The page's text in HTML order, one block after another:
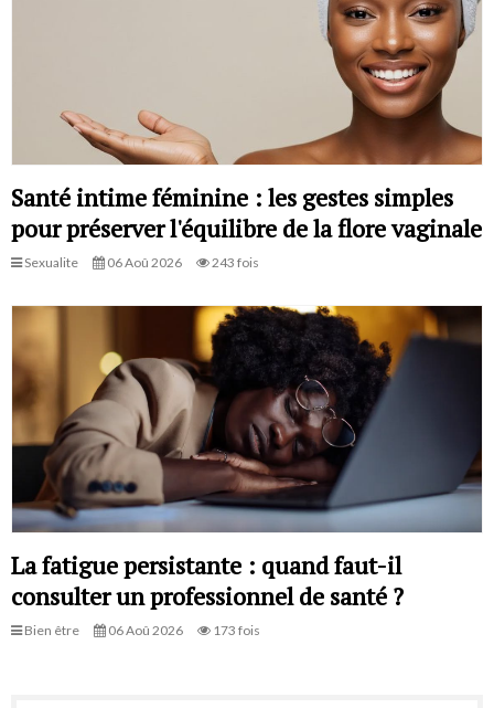
Santé intime féminine : les gestes simples
pour préserver l'équilibre de la flore vaginale
Sexualite 06 Aoû 2026 243 fois
La fatigue persistante : quand faut-il
consulter un professionnel de santé ?
Bien être 06 Aoû 2026 173 fois